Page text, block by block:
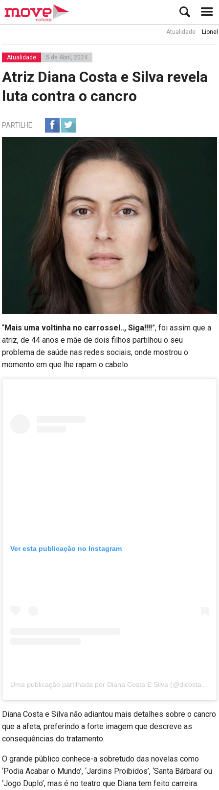
Atualidade Lionel
Atualidade 5 de Abril, 2024
Atriz Diana Costa e Silva revela
luta contra o cancro
PARTILHE:
“Mais uma voltinha no carrossel.., Siga!!!!”, foi assim que a
atriz, de 44 anos e mãe de dois filhos partilhou o seu
problema de saúde nas redes sociais, onde mostrou o
momento em que lhe rapam o cabelo.
Ver esta publicação no Instagram
Diana Costa e Silva não adiantou mais detalhes sobre o cancro
que a afeta, preferindo a forte imagem que descreve as
consequências do tratamento.
O grande público conhece-a sobretudo das novelas como
‘Podia Acabar o Mundo’, ‘Jardins Proibidos’, ‘Santa Bárbara’ ou
‘Jogo Duplo’, mas é no teatro que Diana tem feito carreira.